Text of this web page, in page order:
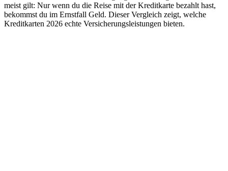
meist gilt: Nur wenn du die Reise mit der Kreditkarte bezahlt hast,
bekommst du im Ernstfall Geld. Dieser Vergleich zeigt, welche
Kreditkarten 2026 echte Versicherungsleistungen bieten.